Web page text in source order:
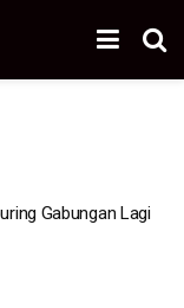
Gabungan Lagi